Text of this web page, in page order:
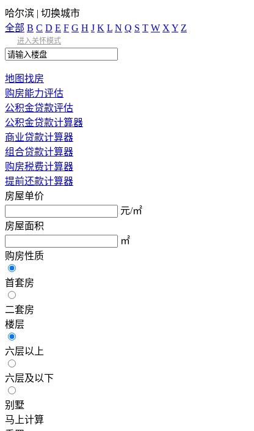
哈尔滨 | 切换城市
全部 B C D E F G H J K L N Q S T W X Y Z
进入关怀模式
地图找房
购房能力评估
公积金贷款评估
公积金贷款计算器
商业贷款计算器
组合贷款计算器
购房税费计算器
提前还款计算器
房屋单价
元/㎡
房屋面积
㎡
购房性质
首套房
二套房
楼层
六层以上
六层及以下
别墅
马上计算